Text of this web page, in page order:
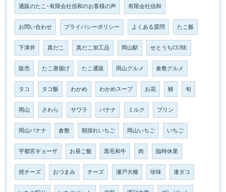
通販のたこ･有限会社信和のお客様の声 有限会社信和
お問い合わせ プライバシーポリシー よくある質問 たこ飯
下津井 真だこ 真だこ加工品 岡山駅 せとうちCUBE
販売 たこ唐揚げ たこ通販 岡山グルメ 倉敷グルメ
タコ タコ飯 わかめ わかめスープ お花 鰆 旬
岡山 さわら サワラ バナナ ミルク プリン
岡山バナナ 倉敷 朝採れいちご 岡山いちご いちご
宇都宮ギョーザ お昼ご飯 黒毛和牛 肉 臨時休業
焼チーズ おつまみ チーズ 瀬戸大橋 珍味 連ダコ